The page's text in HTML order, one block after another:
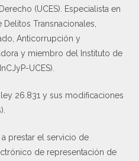
(UCES). Especialista en
Delitos Transnacionales,
Anticorrupción y
y miembro del Instituto de
UCES).
26.831 y sus modificaciones
prestar el servicio de
de representación de